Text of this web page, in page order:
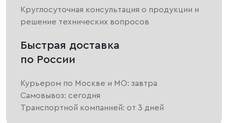
Круглосуточная консультация о продукции и
решение технических вопросов
Быстрая доставка
по России
Курьером по Москве и МО: завтра
Самовывоз: сегодня
Транспортной компанией: от 3 дней